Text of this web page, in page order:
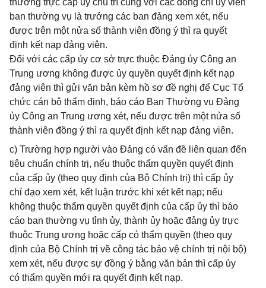
thường trực cấp ủy chủ trì cùng với các đồng chí ủy viên
ban thường vụ là trưởng các ban đảng xem xét, nếu
được trên một nửa số thành viên đồng ý thì ra quyết
định kết nạp đảng viên.
Đối với các cấp ủy cơ sở trực thuộc Đảng ủy Công an
Trung ương không được ủy quyền quyết định kết nạp
đảng viên thì gửi văn bản kèm hồ sơ đề nghị để Cục Tổ
chức cán bộ thẩm định, báo cáo Ban Thường vụ Đảng
ủy Công an Trung ương xét, nếu được trên một nửa số
thành viên đồng ý thì ra quyết định kết nạp đảng viên.
c) Trường hợp người vào Đảng có vấn đề liên quan đến
tiêu chuẩn chính trị, nếu thuộc thẩm quyền quyết định
của cấp ủy (theo quy định của Bộ Chính trị) thì cấp ủy
chỉ đạo xem xét, kết luận trước khi xét kết nạp; nếu
không thuộc thẩm quyền quyết định của cấp ủy thì báo
cáo ban thường vụ tỉnh ủy, thành ủy hoặc đảng ủy trực
thuộc Trung ương hoặc cấp có thẩm quyền (theo quy
định của Bộ Chính trị về công tác bảo vệ chính trị nội bộ)
xem xét, nếu được sự đồng ý bằng văn bản thì cấp ủy
có thẩm quyền mới ra quyết định kết nạp.